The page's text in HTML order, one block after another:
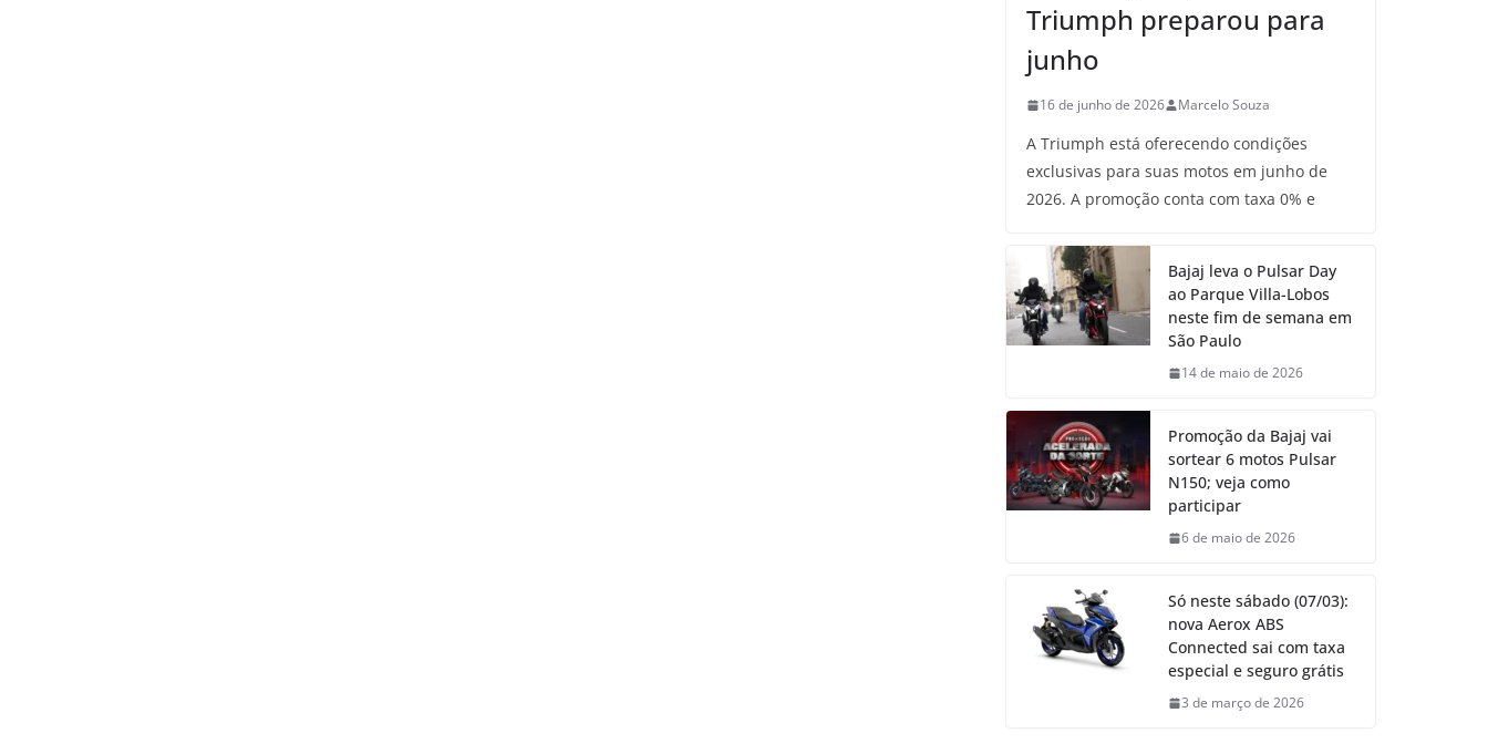
Triumph preparou para
junho
16 de junho de 2026 Marcelo Souza
A Triumph está oferecendo condições
exclusivas para suas motos em junho de
2026. A promoção conta com taxa 0% e
Bajaj leva o Pulsar Day
ao Parque Villa-Lobos
neste fim de semana em
São Paulo
14 de maio de 2026
Promoção da Bajaj vai
sortear 6 motos Pulsar
N150; veja como
participar
6 de maio de 2026
Só neste sábado (07/03):
nova Aerox ABS
Connected sai com taxa
especial e seguro grátis
3 de março de 2026